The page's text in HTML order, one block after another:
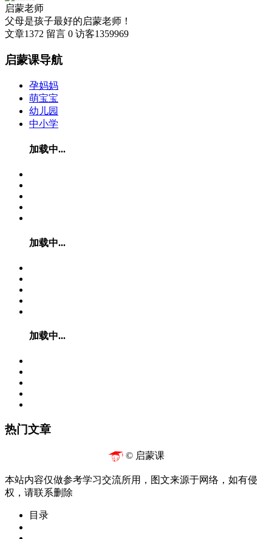
启蒙老师
父母是孩子最好的启蒙老师！
文章1372 留言 0 访客1359969
启蒙课导航
孕妈妈
萌宝宝
幼儿园
中小学
加载中...
加载中...
加载中...
热门文章
© 启蒙课
本站内容仅做参考学习交流所用，图文来源于网络，如有侵
权，请联系删除
目录